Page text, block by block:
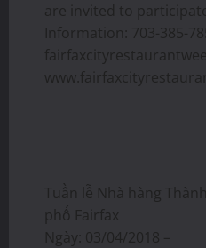
are invited to
Information: 703-385-
Tuần lễ Nhà hàng Thành
phố Fairfax
Ngày: 03/04/2018 –